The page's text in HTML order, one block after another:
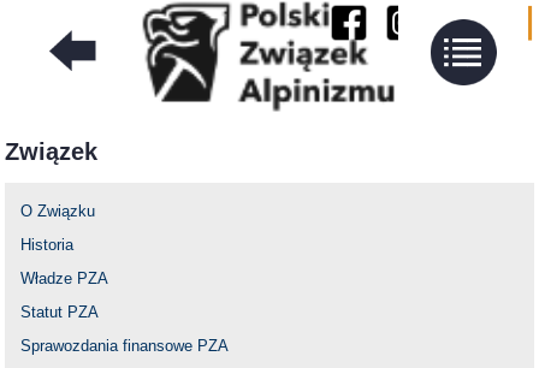
Związek
O Związku
Historia
Władze PZA
Statut PZA
Sprawozdania finansowe PZA